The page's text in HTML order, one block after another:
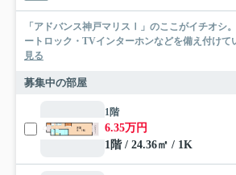
「アドバンス神戸マリスⅠ」のここがイチオシ
ートロック・TVインターホンなどを備え付けて
見る
募集中の部屋
1階
6.35万円
1階 / 24.36㎡ / 1K